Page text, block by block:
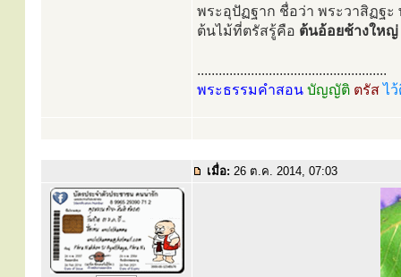
พระอุปัฏฐาก ชื่อว่า พระวาสิฏฐะ
ต้นไม้ที่ตรัสรู้คือ ต้นอ้อยช้างใหญ่
.....................................................
พระธรรมคำสอน บัญญัติ ตรัสไ
เมื่อ: 26 ต.ค. 2014, 07:03